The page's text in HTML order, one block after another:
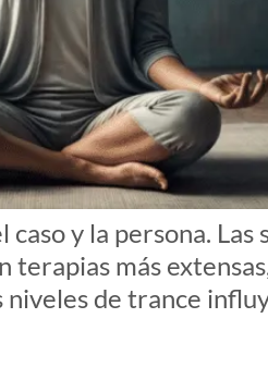
y la persona.
terapias más
niveles de trance